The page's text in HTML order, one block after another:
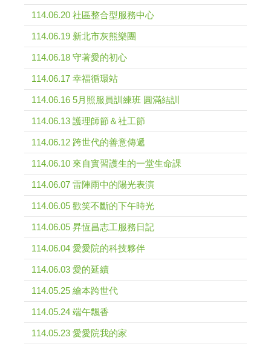
114.06.20 社區整合型服務中心
114.06.19 新北市灰熊樂團
114.06.18 守著愛的初心
114.06.17 幸福循環站
114.06.16 5月照服員訓練班 圓滿結訓
114.06.13 護理師節＆社工節
114.06.12 跨世代的善意傳遞
114.06.10 來自實習護生的一堂生命課
114.06.07 雷陣雨中的陽光表演
114.06.05 歡笑不斷的下午時光
114.06.05 昇恆昌志工服務日記
114.06.04 愛愛院的科技夥伴
114.06.03 愛的延續
114.05.25 繪本跨世代
114.05.24 端午飄香
114.05.23 愛愛院我的家